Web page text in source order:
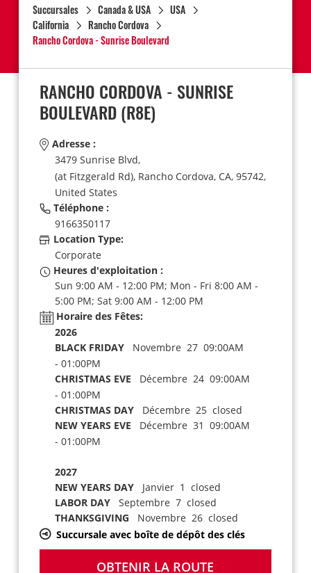
Succursales Canada & USA
USA
California
Rancho Cordova
Rancho Cordova - Sunrise Boulevard
RANCHO CORDOVA - SUNRISE
BOULEVARD(R8E)
Adresse :
3479 Sunrise Blvd,
(at Fitzgerald Rd), Rancho Cordova, CA, 95742,
United States
Téléphone :
9166350117
Location Type:
Corporate
Heures d'exploitation :
Sun 9:00 AM - 12:00 PM; Mon - Fri 8:00 AM -
5:00 PM; Sat 9:00 AM - 12:00 PM
Horaire des Fêtes:
2026
BLACK FRIDAYNovembre 27 09:00AM
- 01:00PM
CHRISTMAS EVE Décembre 24 09:00AM
- 01:00PM
CHRISTMAS DAYDécembre 25 closed
NEW YEARS EVE Décembre 31 09:00AM
- 01:00PM
2027
NEW YEARS DAYJanvier 1 closed
LABOR DAYSeptembre 7 closed
THANKSGIVING Novembre 26 closed
Succursale avec boîte de dépôt des clés
OBTENIR LA ROUTE